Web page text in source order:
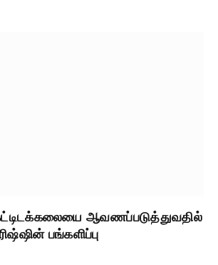
ஆவணப்படுத்துவதில்
பங்களிப்பு